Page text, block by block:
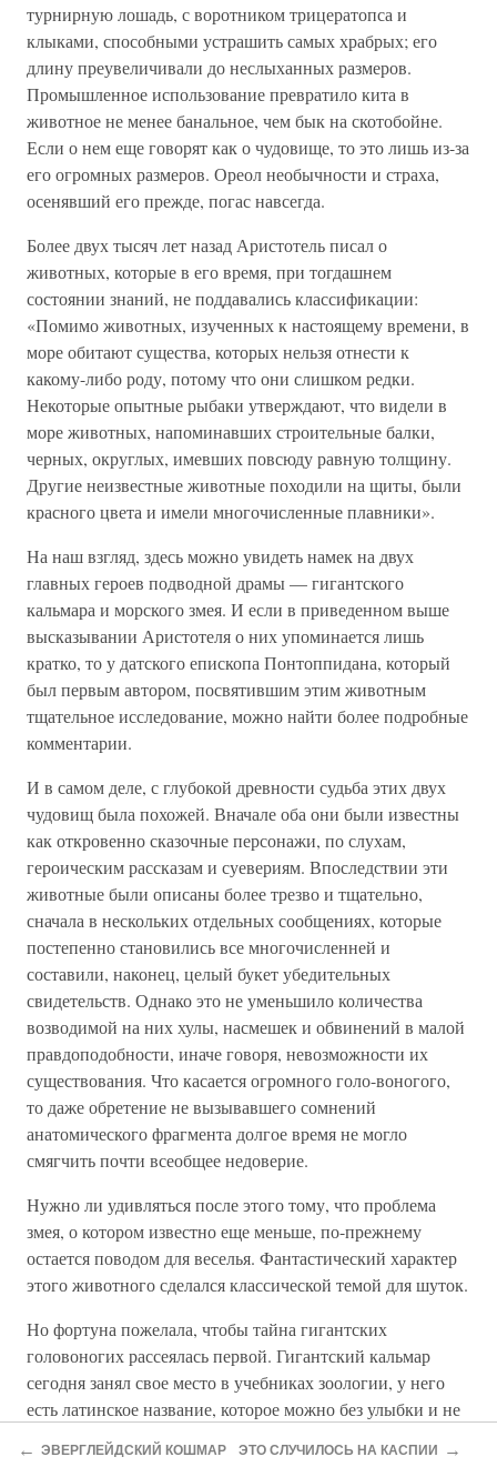
турнирную лошадь, с воротником трицератопса и
клыками, способными устрашить самых храбрых; его
длину преувеличивали до неслыханных размеров.
Промышленное использование превратило кита в
животное не менее банальное, чем бык на скотобойне.
Если о нем еще говорят как о чудовище, то это лишь из-за
его огромных размеров. Ореол необычности и страха,
осенявший его прежде, погас навсегда.
Более двух тысяч лет назад Аристотель писал о
животных, которые в его время, при тогдашнем
состоянии знаний, не поддавались классификации:
«Помимо животных, изученных к настоящему времени, в
море обитают существа, которых нельзя отнести к
какому-либо роду, потому что они слишком редки.
Некоторые опытные рыбаки утверждают, что видели в
море животных, напоминавших строительные балки,
черных, округлых, имевших повсюду равную толщину.
Другие неизвестные животные походили на щиты, были
красного цвета и имели многочисленные плавники».
На наш взгляд, здесь можно увидеть намек на двух
главных героев подводной драмы — гигантского
кальмара и морского змея. И если в приведенном выше
высказывании Аристотеля о них упоминается лишь
кратко, то у датского епископа Понтоппидана, который
был первым автором, посвятившим этим животным
тщательное исследование, можно найти более подробные
комментарии.
И в самом деле, с глубокой древности судьба этих двух
чудовищ была похожей. Вначале оба они были известны
как откровенно сказочные персонажи, по слухам,
героическим рассказам и суевериям. Впоследствии эти
животные были описаны более трезво и тщательно,
сначала в нескольких отдельных сообщениях, которые
постепенно становились все многочисленней и
составили, наконец, целый букет убедительных
свидетельств. Однако это не уменьшило количества
возводимой на них хулы, насмешек и обвинений в малой
правдоподобности, иначе говоря, невозможности их
существования. Что касается огромного голо-воногого,
то даже обретение не вызывавшего сомнений
анатомического фрагмента долгое время не могло
смягчить почти всеобщее недоверие.
Нужно ли удивляться после этого тому, что проблема
змея, о котором известно еще меньше, по-прежнему
остается поводом для веселья. Фантастический характер
этого животного сделался классической темой для шуток.
Но фортуна пожелала, чтобы тайна гигантских
головоногих рассеялась первой. Гигантский кальмар
сегодня занял свое место в учебниках зоологии, у него
есть латинское название, которое можно без улыбки и не
змей… Он станет темой нашей отдельной главы. Причем
← ЭВЕРГЛЕЙДСКИЙ КОШМАР ЭТО СЛУЧИЛОСЬ НА КАСПИИ →